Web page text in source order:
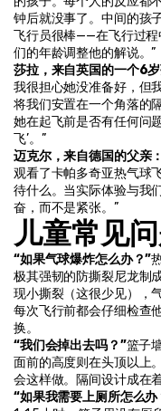
钟后就没事了。中间的孩
飞行员很棒——在飞行过程
们的年龄调整他的解说。”
莎拉，来自英国的一个6
我很担心她没准备好，但
将我们安置在一个角落的
她在起飞前是否有任何问
飞’。”
迈克尔，来自德国的父亲
观看了卡帕多奇亚热气球
待什么。当实际体验与我
奋，而不是紧张。”
儿童常见
“如果气球爆炸怎么办？”
极其强韧的防撕裂尼龙制
现小撕裂（这很少见），
每次飞行前都会仔细检查
换。
“我们会掉出去吗？”篮子
面前的高度则在头顶以上
会这样做。隔间设计成在
“如果我需要上厕所怎么办